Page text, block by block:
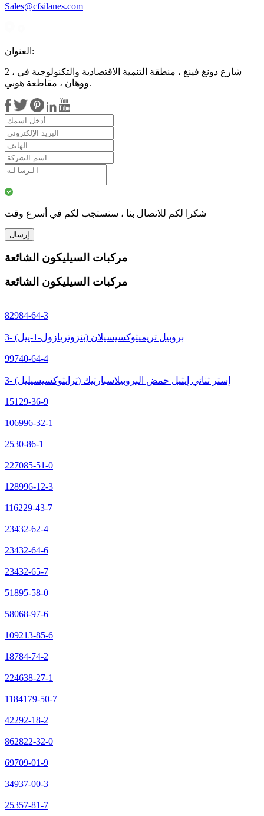
Sales@cfsilanes.com
العنوان:
2 ، شارع دونغ فينغ ، منطقة التنمية الاقتصادية والتكنولوجية في
ووهان ، مقاطعة هوبي.
شكرا لكم للاتصال بنا ، سنستجب لكم في أسرع وقت
إرسال
مركبات السيليكون الشائعة
مركبات السيليكون الشائعة
82984-64-3
3- (بنزوتريازول-1-ييل) بروبيل تريميثوكسيسيلان
99740-64-4
3- (ترايثوكسيسيليل) إستر ثنائي إيثيل حمض البروبيلاسبارتيك
15129-36-9
106996-32-1
2530-86-1
227085-51-0
128996-12-3
116229-43-7
23432-62-4
23432-64-6
23432-65-7
51895-58-0
58068-97-6
109213-85-6
18784-74-2
224638-27-1
1184179-50-7
42292-18-2
862822-32-0
69709-01-9
34937-00-3
25357-81-7